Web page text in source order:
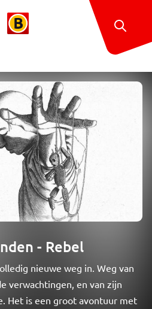
- Rebel
nieuwe weg in. Weg van
verwachtingen, en van zijn
Het is een groot avontuur met